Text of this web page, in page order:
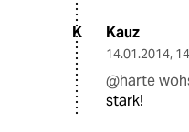
K Kauz
14.01.2014,
@harte
stark!